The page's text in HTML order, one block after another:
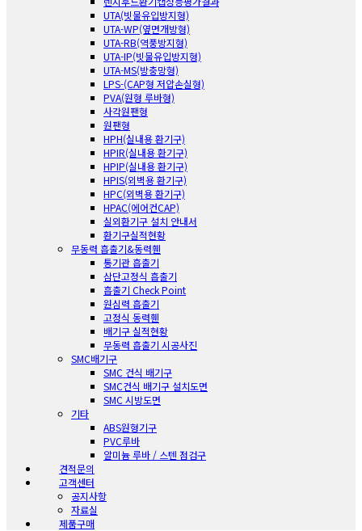
UTA(빗물유입방지형)
UTA-WP(옆면개방형)
UTA-RB(역풍방지형)
UTA-IP(빗물유입방지형)
UTA-MS(방충망형)
LPS-(CAP형 저압손실형)
PVA(원형 루바형)
사각원팬형
원팬형
HPH(실내용 환기구)
HPIR(실내용 환기구)
HPIP(실내용 환기구)
HPIS(외벽용 환기구)
HPC(외벽용 환기구)
HPAC(에어컨CAP)
실외환기구 설치 안내서
환기구실적현황
무동력 흡출기&동력휀
통기관 흡출기
삼단고정식 흡출기
흡출기 Check Point
원심력 흡출기
고정식 동력휀
배기구 실적현황
무동력 흡출기 시공사진
SMC배기구
SMC 건식 배기구
SMC건식 배기구 설치도면
SMC 시방도면
기타
ABS원형기구
PVC루바
알미늄 루바 / 스텐 점검구
견적문의
고객센터
공지사항
자료실
제품구매